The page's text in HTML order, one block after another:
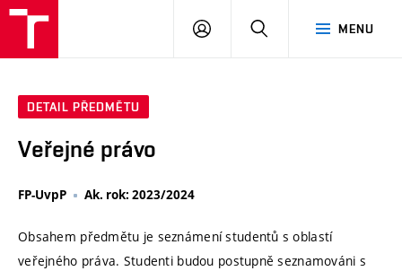
MENU
PŘIHLÁSIT
DETAIL PŘEDMĚTU
Veřejné právo
FP-UvpP Ak. rok: 2023/2024
Obsahem předmětu je seznámení studentů s oblastí
veřejného práva. Studenti budou postupně seznamováni s